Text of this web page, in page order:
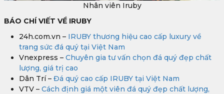
Nhân viên Iruby
BÁO CHÍ VIẾT VỀ IRUBY
24h.com.vn – IRUBY thương hiệu cao cấp luxury về
trang sức đá quý tại Việt Nam
Vnexpress – Chuyên gia tư vấn chọn đá quý đẹp chất
lượng, giá trị cao
Dân Trí – Đá quý cao cấp IRUBY tại Việt Nam
VTV – Cách định giá một viên đá quý đẹp chất lượng,